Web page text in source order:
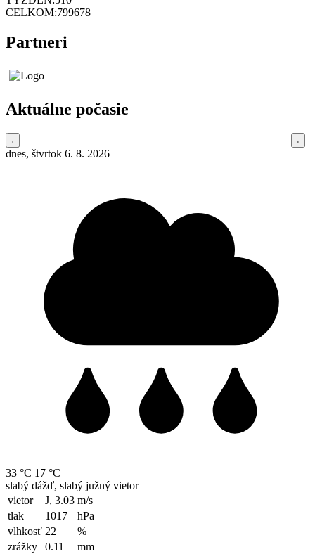
CELKOM:799678
Partneri
Aktuálne počasie
dnes, štvrtok 6. 8. 2026
33 °C 17 °C
slabý dážď, slabý južný vietor
vietor
J, 3.03 m/s
tlak
1017
hPa
vlhkosť 22
%
zrážky
0.11
mm